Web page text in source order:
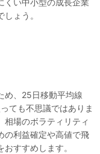
くい中小型の成長企業
ょう。
め、25日移動平均線
ても不思議ではありま
相場のボラティリティ
の利益確定や高値で飛
すすめします。